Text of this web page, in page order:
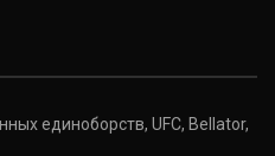
единоборств, UFC, Bellator,